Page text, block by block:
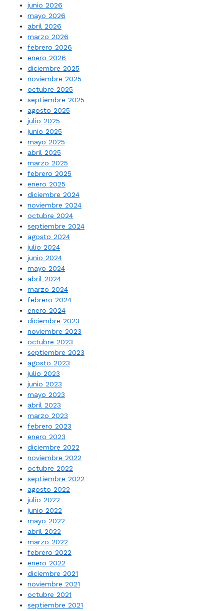
junio 2026
mayo 2026
abril 2026
marzo 2026
febrero 2026
enero 2026
diciembre 2025
noviembre 2025
octubre 2025
septiembre 2025
agosto 2025
julio 2025
junio 2025
mayo 2025
abril 2025
marzo 2025
febrero 2025
enero 2025
diciembre 2024
noviembre 2024
octubre 2024
septiembre 2024
agosto 2024
julio 2024
junio 2024
mayo 2024
abril 2024
marzo 2024
febrero 2024
enero 2024
diciembre 2023
noviembre 2023
octubre 2023
septiembre 2023
agosto 2023
julio 2023
junio 2023
mayo 2023
abril 2023
marzo 2023
febrero 2023
enero 2023
diciembre 2022
noviembre 2022
octubre 2022
septiembre 2022
agosto 2022
julio 2022
junio 2022
mayo 2022
abril 2022
marzo 2022
febrero 2022
enero 2022
diciembre 2021
noviembre 2021
octubre 2021
septiembre 2021